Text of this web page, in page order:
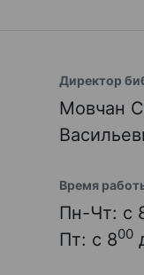
Директор
Мовчан
Время
Пн-Чт: с
Пт: с 800